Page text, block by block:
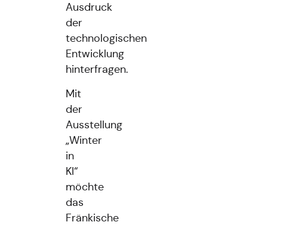
Ausdruck
der
technologischen
Entwicklung
hinterfragen.
Mit
der
Ausstellung
„Winter
in
KI“
möchte
das
Fränkische